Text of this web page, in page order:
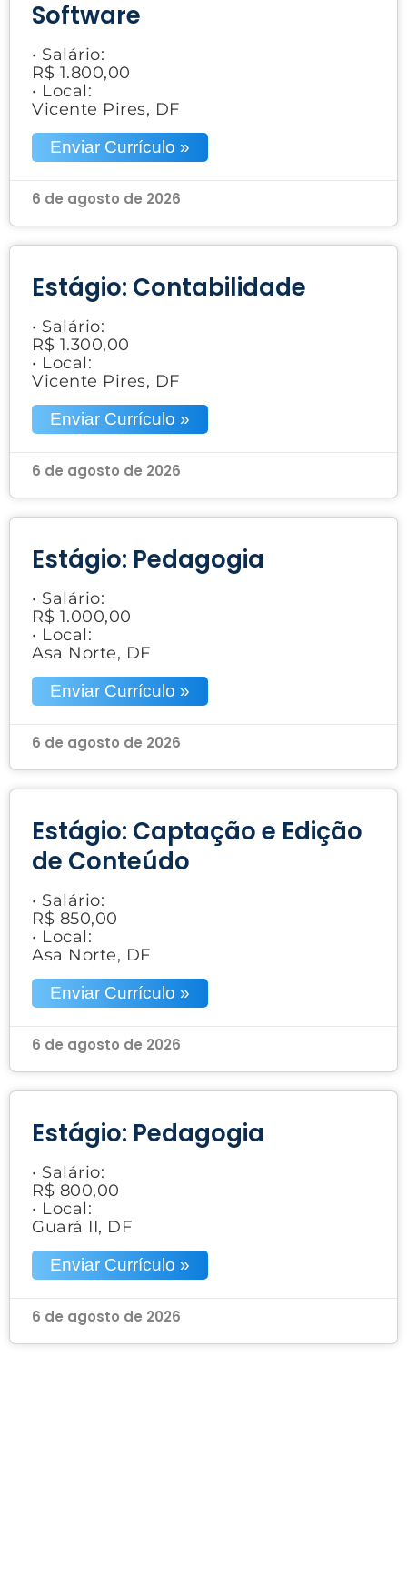
Software
• Salário:
R$ 1.800,00
• Local:
Vicente Pires, DF
Enviar Currículo »
6 de agosto de 2026
Estágio: Contabilidade
• Salário:
R$ 1.300,00
• Local:
Vicente Pires, DF
Enviar Currículo »
6 de agosto de 2026
Estágio: Pedagogia
• Salário:
R$ 1.000,00
• Local:
Asa Norte, DF
Enviar Currículo »
6 de agosto de 2026
Estágio: Captação e Edição
de Conteúdo
• Salário:
R$ 850,00
• Local:
Asa Norte, DF
Enviar Currículo »
6 de agosto de 2026
Estágio: Pedagogia
• Salário:
R$ 800,00
• Local:
Guará II, DF
Enviar Currículo »
6 de agosto de 2026